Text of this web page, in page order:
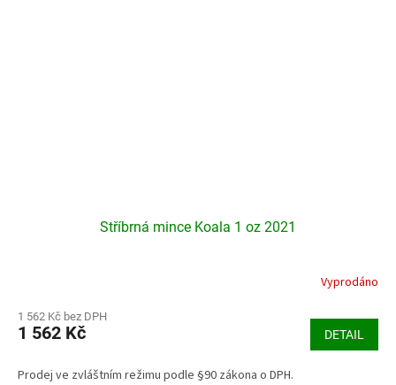
Stříbrná mince Koala 1 oz 2021
produktu
je
z
Vyprodáno
1 562 Kč bez DPH
1 562 Kč DETAIL
Prodej ve zvláštním režimu podle §90 zákona o DPH.